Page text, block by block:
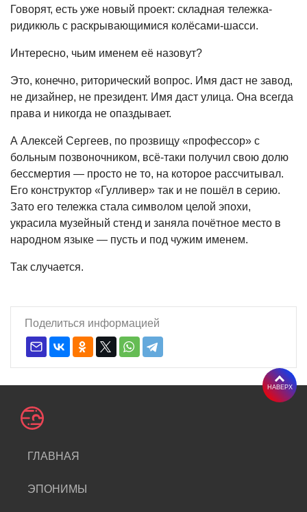
Говорят, есть уже новый проект: складная тележка-
ридикюль с раскрывающимися колёсами-шасси.
Интересно, чьим именем её назовут?
Это, конечно, риторический вопрос. Имя даст не завод,
не дизайнер, не президент. Имя даст улица. Она всегда
права и никогда не опаздывает.
А Алексей Сергеев, по прозвищу «профессор» с
больным позвоночником, всё-таки получил свою долю
бессмертия — просто не то, на которое рассчитывал.
Его конструктор «Гулливер» так и не пошёл в серию.
Зато его тележка стала символом целой эпохи,
украсила музейный стенд и заняла почётное место в
народном языке — пусть и под чужим именем.
Так случается.
Поделиться информацией
ГЛАВНАЯ
ЭПОНИМЫ
НАВЕРХ